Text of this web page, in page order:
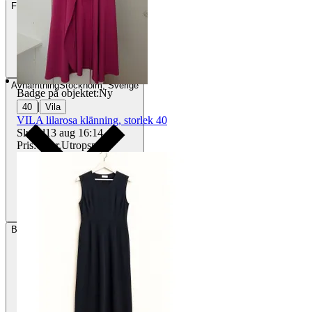
Frakt 84 kr DSV
AvhämtningStockholm, Sverige
Betalning Via Tradera
Badge på objektet:Ny
40 | Vila
VILA lilarosa klänning, storlek 40
Sluttid13 aug 16:14.
Pris:63 kr,Utropspris